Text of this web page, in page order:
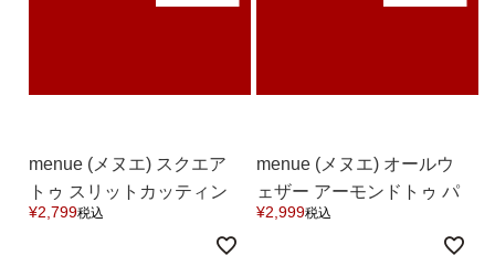
menue (メヌエ) スクエア
トゥ スリットカッティン
グ フラットシューズ 送料
¥2,799税込
menue (メヌエ) オールウ
ェザー アーモンドトゥ パ
ンプス 送料無料
¥2,999税込